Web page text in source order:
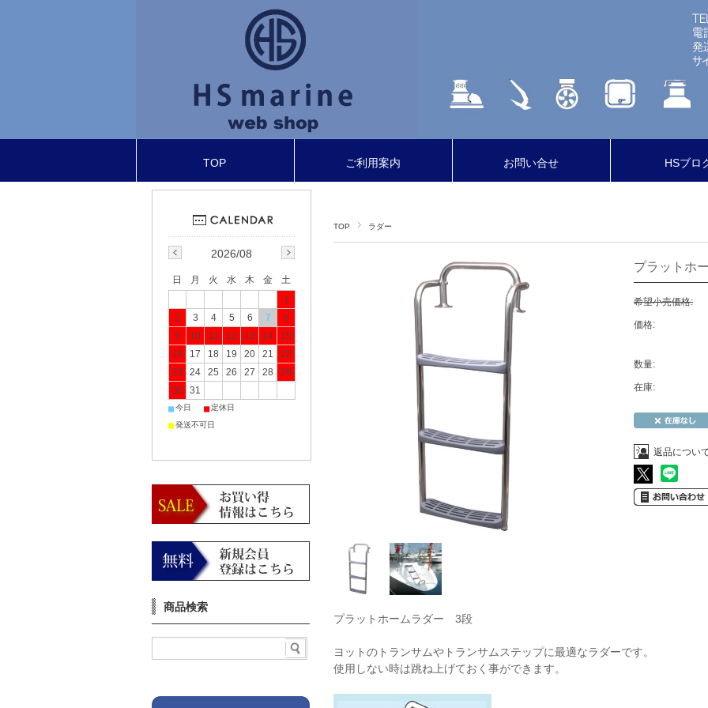
TOP ご利用案内 お問い合せ HSブロ
TOP ラダー
プラットホ
希望小売価格:
価格:
数量:
在庫:
返品につい
プラットホームラダー 3段
ヨットのトランサムやトランサムステップに最適なラダーです。
使用しない時は跳ね上げておく事ができます。
2026/08
日 月 火 水 木 金
土
1
2
3 4 5 6 7
8
9
10 11 12 13 14
15
16
17 18 19 20 21
22
23
24 25 26 27 28
29
30
31
■今日 ■定休日
■発送不可日
商品検索